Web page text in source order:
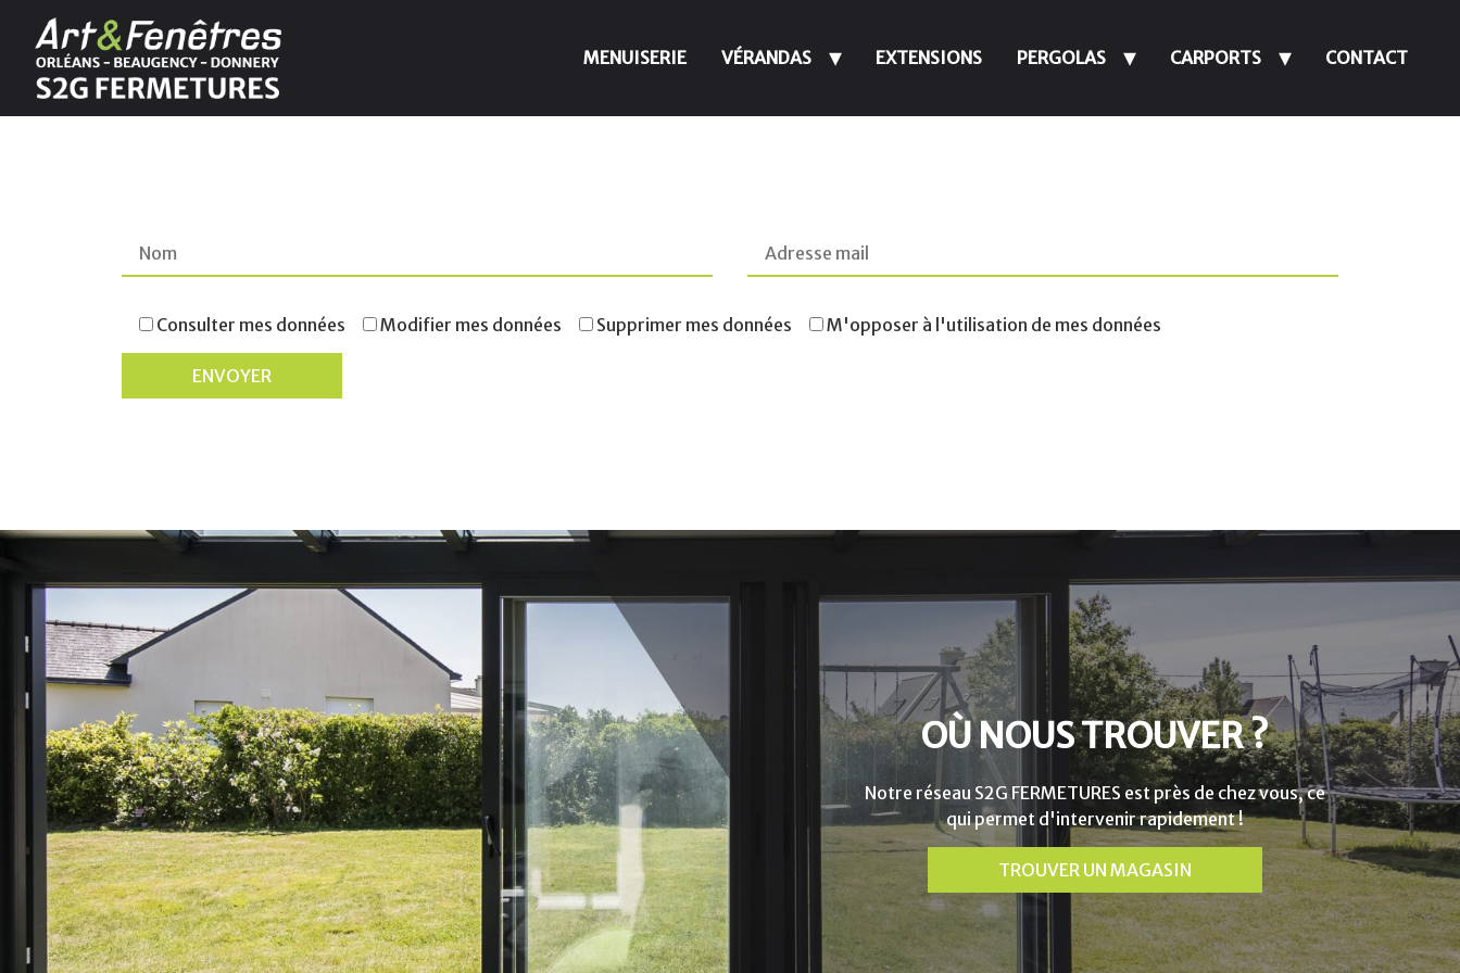
MENUISERIE VÉRANDAS EXTENSIONS PERGOLAS CARPORTS CONTACT
Consulter mes données Modifier mes données Supprimer mes données M'opposer à l'utilisation de mes données
OÙ NOUS TROUVER ?
Notre réseau S2G FERMETURES est près de chez vous, ce
qui permet d'intervenir rapidement !
TROUVER UN MAGASIN